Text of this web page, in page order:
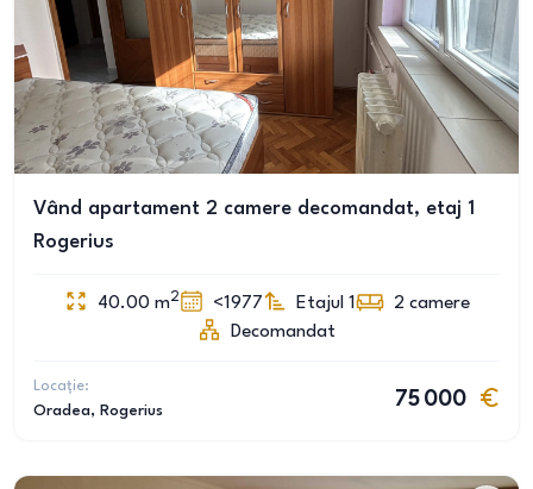
Vând apartament 2 camere decomandat, etaj 1
Rogerius
40.00 m2 <1977 Etajul 1 2 camere
Decomandat
Locație:
Oradea, Rogerius
75 000